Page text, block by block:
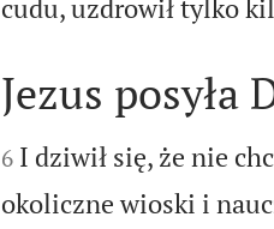
cudu, uzdrowił tylko

Jezus posyła

6 I dziwił się, że nie
okoliczne wioski i